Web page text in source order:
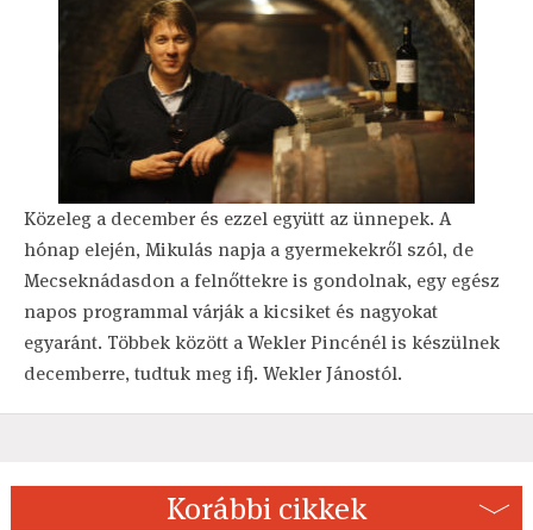
Közeleg a december és ezzel együtt az ünnepek. A
hónap elején, Mikulás napja a gyermekekről szól, de
Mecseknádasdon a felnőttekre is gondolnak, egy egész
napos programmal várják a kicsiket és nagyokat
egyaránt. Többek között a Wekler Pincénél is készülnek
decemberre, tudtuk meg ifj. Wekler Jánostól.
Korábbi cikkek